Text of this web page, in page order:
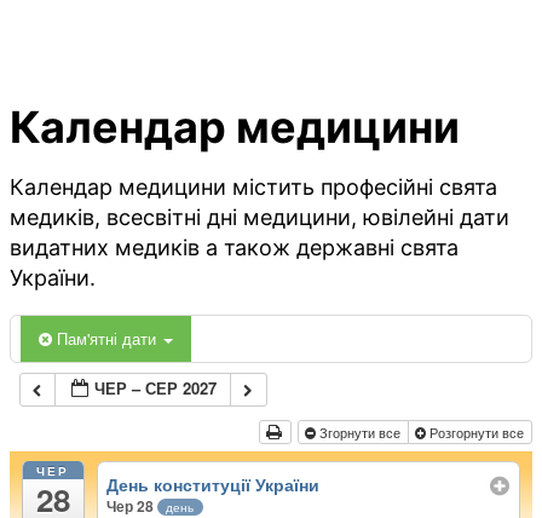
Календар медицини
Календар медицини містить професійні свята
медиків, всесвітні дні медицини, ювілейні дати
видатних медиків а також державні свята
України.
Пам'ятні дати
ЧЕР – СЕР 2027
Згорнути все Розгорнути все
ЧЕР
28 День конституції України
Чер 28 день